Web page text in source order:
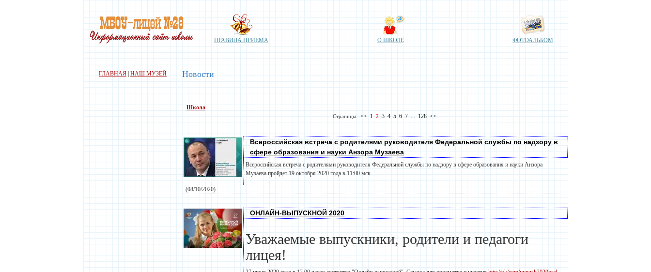
ПРАВИЛА ПРИЕМА О ШКОЛЕ ФОТОАЛЬБОМ
ГЛАВНАЯ НАШ МУЗЕЙ Новости
Школа
Страницы: << 1 2 3 4 5 6 7 128 >>
Всероссийская встреча с родителями руководителя Федеральной службы по надзору в
сфере образования и науки Анзора Музаева
Всероссийская встреча с родителями руководителя Федеральной службы по надзору в сфере образования и науки Анзора
Музаева пройдет 19 октября 2020 года в 11:00 мск.
(08/10/2020)
ОНЛАЙН-ВЫПУСКНОЙ 2020
Уважаемые выпускники, родители и педагоги
лицея!